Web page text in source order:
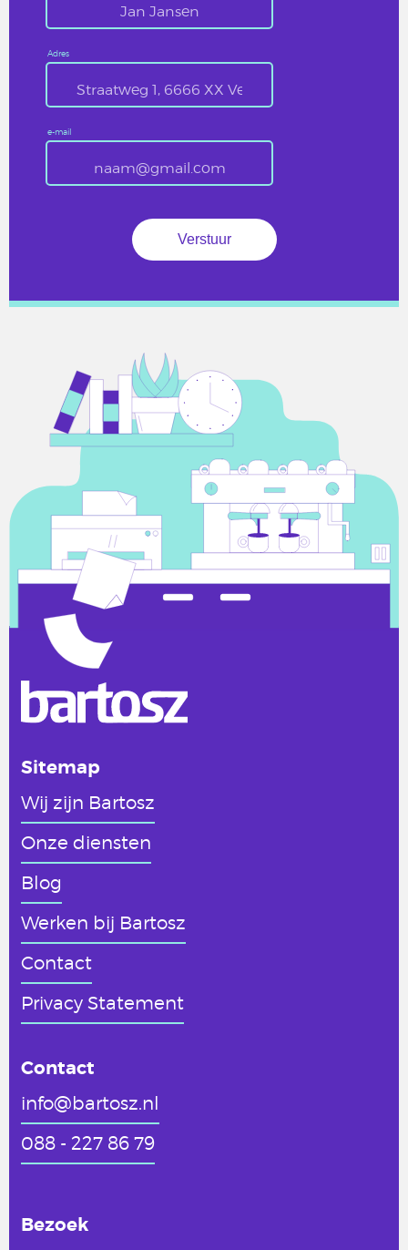
Adres
e-mail
Sitemap
Wij zijn Bartosz
Onze diensten
Blog
Werken bij Bartosz
Contact
Privacy Statement
Contact
info@bartosz.nl
088 - 227 86 79
Bezoek